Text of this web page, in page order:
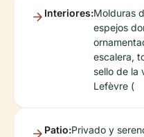
Interiores:Molduras
espejos
escalera,
sello de la
Lefèvre (
Patio:Privado y